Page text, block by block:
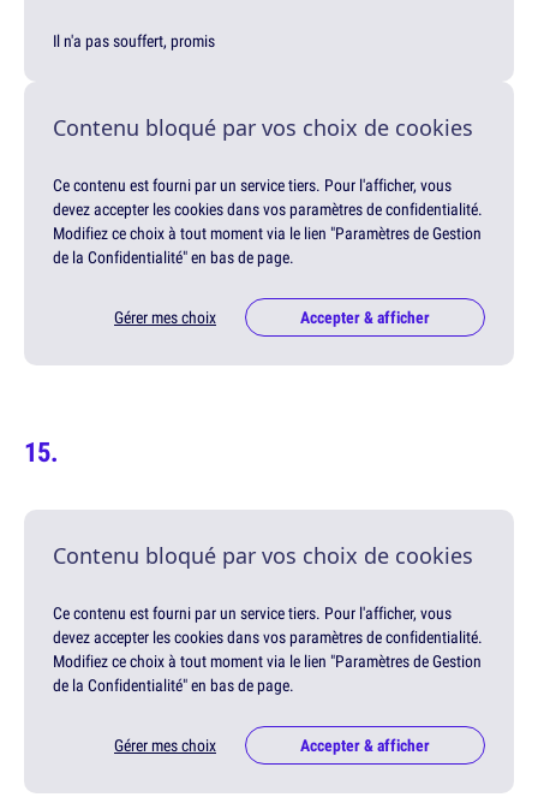
Il n'a pas souffert, promis
Contenu bloqué par vos choix de cookies
Ce contenu est fourni par un service tiers. Pour l'afficher, vous
devez accepter les cookies dans vos paramètres de confidentialité.
Modifiez ce choix à tout moment via le lien "Paramètres de Gestion
de la Confidentialité" en bas de page.
Gérer mes choix Accepter & afficher
Contenu bloqué par vos choix de cookies
Ce contenu est fourni par un service tiers. Pour l'afficher, vous
devez accepter les cookies dans vos paramètres de confidentialité.
Modifiez ce choix à tout moment via le lien "Paramètres de Gestion
de la Confidentialité" en bas de page.
Gérer mes choix Accepter & afficher